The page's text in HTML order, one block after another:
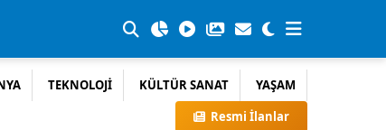
TEKNOLOJİ KÜLTÜR SANAT
YAŞAM
Resmi İlanlar